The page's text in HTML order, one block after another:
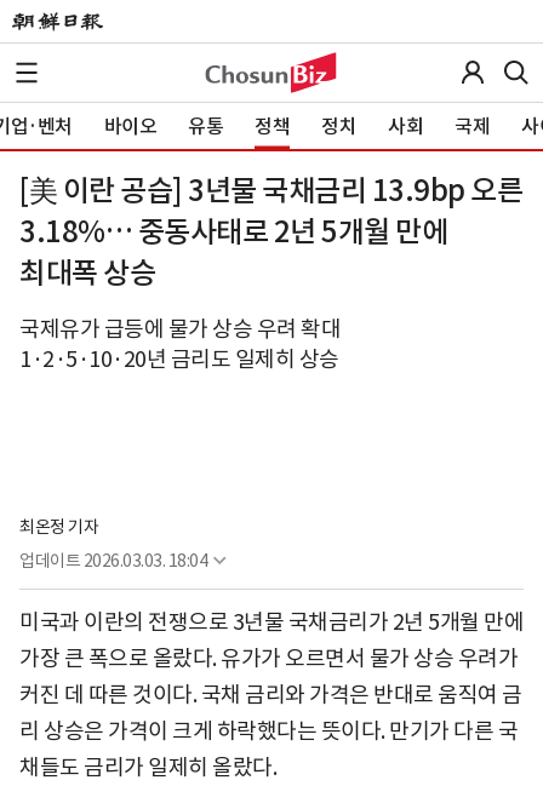
업·벤처 바이오 유통 정책 정치 사회 국제 사
[美 이란 공습] 3년물 국채금리 13.9bp 오른
3.18%… 중동사태로 2년 5개월 만에
최대폭 상승
국제유가 급등에 물가 상승 우려 확대
1·2·5·10·20년 금리도 일제히 상승
최온정 기자
업데이트 2026.03.03. 18:04
미국과 이란의 전쟁으로 3년물 국채금리가 2년 5개월 만에
가장 큰 폭으로 올랐다. 유가가 오르면서 물가 상승 우려가
커진 데 따른 것이다. 국채 금리와 가격은 반대로 움직여 금
리 상승은 가격이 크게 하락했다는 뜻이다. 만기가 다른 국
채들도 금리가 일제히 올랐다.